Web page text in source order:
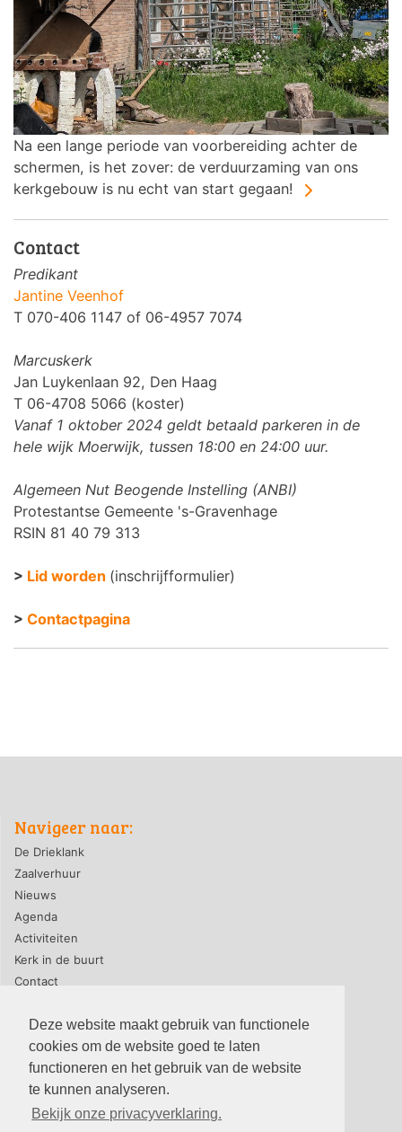
Deze website maakt gebruik van functionele
cookies om de website goed te laten
functioneren en het gebruik van de website
te kunnen analyseren.
Bekijk onze privacyverklaring.
Na een lange periode van voorbereiding achter de
schermen, is het zover: de verduurzaming van ons
kerkgebouw is nu echt van start gegaan!
Contact
Predikant
Jantine Veenhof
T 070-406 1147 of 06-4957 7074
Marcuskerk
Jan Luykenlaan 92, Den Haag
T 06-4708 5066 (koster)
Vanaf 1 oktober 2024 geldt betaald parkeren in de
hele wijk Moerwijk, tussen 18:00 en 24:00 uur.
Algemeen Nut Beogende Instelling (ANBI)
Protestantse Gemeente 's-Gravenhage
RSIN 81 40 79 313
> Lid worden (inschrijfformulier)
> Contactpagina
Navigeer naar:
De Drieklank
Zaalverhuur
Nieuws
Agenda
Activiteiten
Kerk in de buurt
Contact
privacyverklaring|contact webmaster
© 2026, PG-De Drieklank